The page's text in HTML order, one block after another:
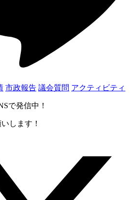
市政報告 議会質問 アクティビティ
で発信中！
します！